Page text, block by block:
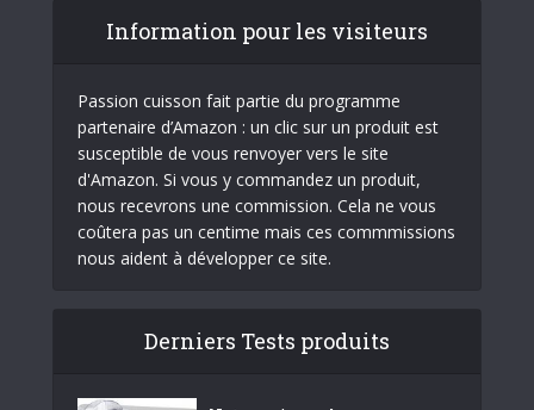
Information pour les visiteurs
Passion cuisson fait partie du programme
partenaire d’Amazon : un clic sur un produit est
susceptible de vous renvoyer vers le site
d'Amazon. Si vous y commandez un produit,
nous recevrons une commission. Cela ne vous
coûtera pas un centime mais ces commmissions
nous aident à développer ce site.
Derniers Tests produits